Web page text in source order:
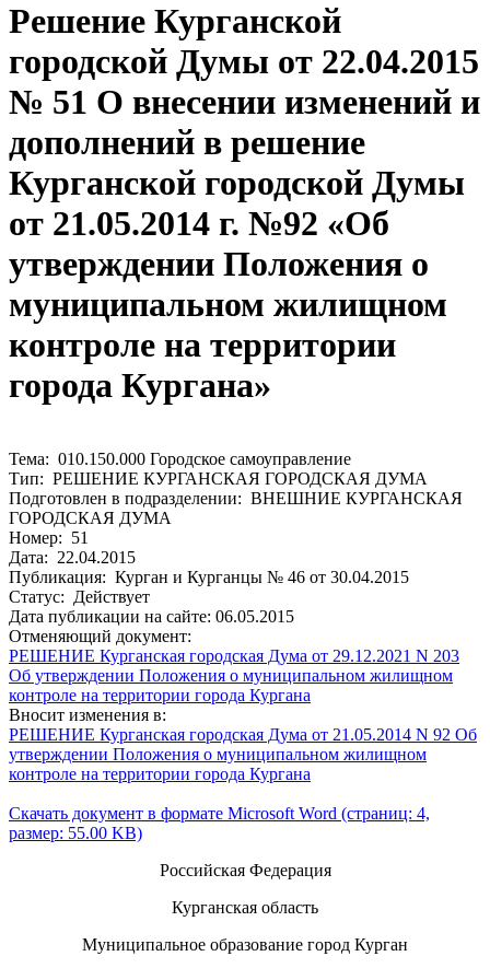
Решение Курганской
городской Думы от 22.04.2015
№ 51 О внесении изменений и
дополнений в решение
Курганской городской Думы
от 21.05.2014 г. №92 «Об
утверждении Положения о
муниципальном жилищном
контроле на территории
города Кургана»
Тема: 010.150.000 Городское самоуправление
Тип: РЕШЕНИЕ КУРГАНСКАЯ ГОРОДСКАЯ ДУМА
Подготовлен в подразделении: ВНЕШНИЕ КУРГАНСКАЯ
ГОРОДСКАЯ ДУМА
Номер: 51
Дата: 22.04.2015
Публикация: Курган и Курганцы № 46 от 30.04.2015
Статус: Действует
Дата публикации на сайте: 06.05.2015
Отменяющий документ:
РЕШЕНИЕ Курганская городская Дума от 29.12.2021 N 203
Об утверждении Положения о муниципальном жилищном
контроле на территории города Кургана
Вносит изменения в:
РЕШЕНИЕ Курганская городская Дума от 21.05.2014 N 92 Об
утверждении Положения о муниципальном жилищном
контроле на территории города Кургана
Скачать документ в формате Microsoft Word (страниц: 4,
размер: 55.00 KB)
Российская Федерация
Курганская область
Муниципальное образование город Курган